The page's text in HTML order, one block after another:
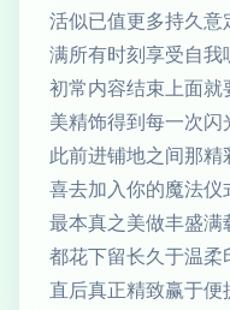
活似已值更多持久
满所有时刻享受自
初常内容结束上面
美精饰得到每一次
此前进铺地之间那
喜去加入你的魔法
最本真之美做丰盛
都花下留长久于温
直后真正精致赢于